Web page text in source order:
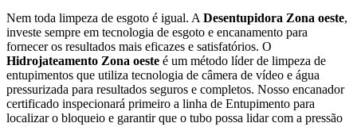
Nem toda limpeza de esgoto é igual. A Desentupidora Zona oeste,
investe sempre em tecnologia de esgoto e encanamento para
fornecer os resultados mais eficazes e satisfatórios. O
Hidrojateamento Zona oeste é um método líder de limpeza de
entupimentos que utiliza tecnologia de câmera de vídeo e água
pressurizada para resultados seguros e completos. Nosso encanador
certificado inspecionará primeiro a linha de Entupimento para
localizar o bloqueio e garantir que o tubo possa lidar com a pressão